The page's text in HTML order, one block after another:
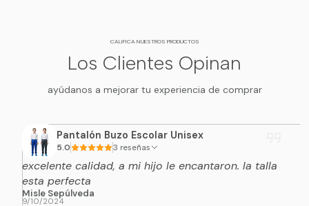
CALIFICA NUESTROS PRODUCTOS
Los Clientes Opinan
ayúdanos a mejorar tu experiencia de comprar
Pantalón Buzo Escolar Unisex
5.0 3 reseñas
excelente calidad, a mi hijo le encantaron. la talla
esta perfecta
Misle Sepúlveda
9/10/2024